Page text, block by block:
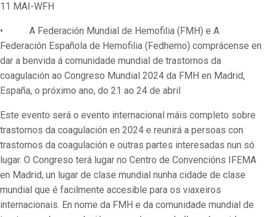
11 MAI-WFH
• A Federación Mundial de Hemofilia (FMH) e A
Federación Española de Hemofilia (Fedhemo) comprácense en
dar a benvida á comunidade mundial de trastornos da
coagulación ao Congreso Mundial 2024 da FMH en Madrid,
España, o próximo ano, do 21 ao 24 de abril
Este evento será o evento internacional máis completo sobre
trastornos da coagulación en 2024 e reunirá a persoas con
trastornos da coagulación e outras partes interesadas nun só
lugar. O Congreso terá lugar no Centro de Convencións IFEMA
en Madrid, un lugar de clase mundial nunha cidade de clase
mundial que é facilmente accesible para os viaxeiros
internacionais. En nome da FMH e da comunidade mundial de